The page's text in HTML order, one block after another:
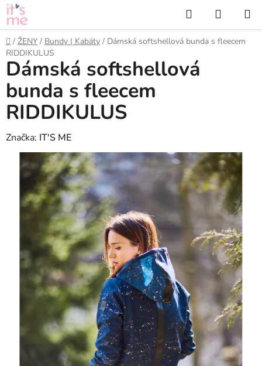
Přejít
na
obsah
Hledat
KOŠÍK
Domů
/ ŽENY / Bundy | Kabáty / Dámská softshellová bunda s fleecem
RIDDIKULUS
Dámská softshellová
bunda s fleecem
RIDDIKULUS
Značka: IT'S ME